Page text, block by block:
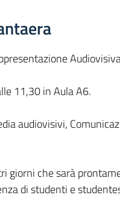
11,30 in Aula A6.
audiovisivi,
giorni che sarà
di studenti e